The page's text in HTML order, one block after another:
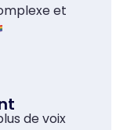
et
de voix